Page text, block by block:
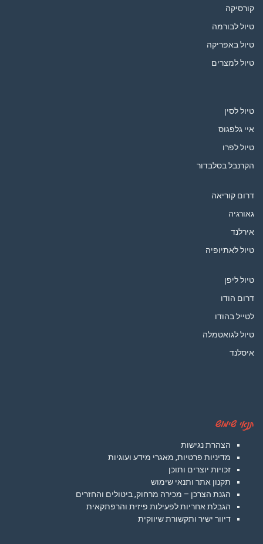
קורסיקה
טיול לבורמה
טיול באפריקה
טיול למצרים
טיול לסין
איי גלפגוס
טיול לפרו
הקרנבל בסלבדור
דרום קוריאה
גאורגיה
אירלנד
טיול לאתיופיה
טיול ליפן
דרום הודו
לטייל בהודו
טיול לגואטמלה
איסלנד
תנאי שימוש
הצהרת נגישות
מדיניות פרטיות, מאגרי מידע ועוגיות
זכויות יוצרים ותוכן
תקנון אתר ותנאי שימוש
הגנת הצרכן – מכירה מרחוק, ביטולים והחזרים
הגבלת אחריות לפעילות פיזית והרפתקאית
דיוור ישיר ותקשורת שיווקית